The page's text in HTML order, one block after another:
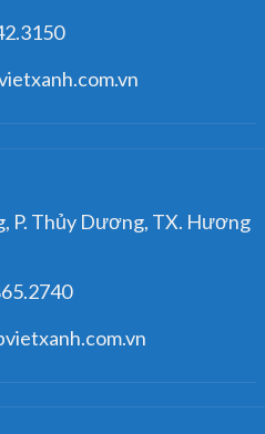
P. Thủy Dương, TX. Hương